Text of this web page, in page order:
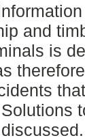
and
is